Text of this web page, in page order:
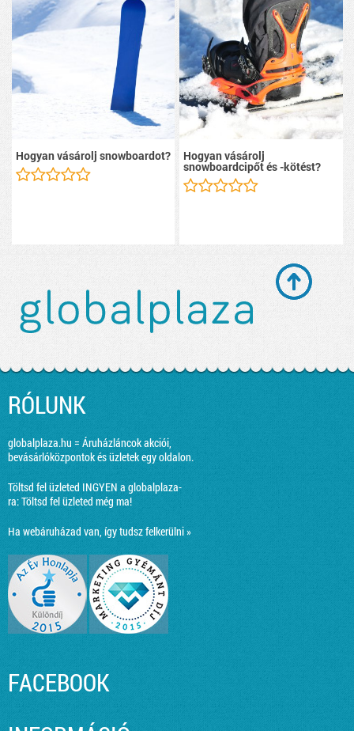
Hogyan vásárolj snowboardot? Hogyan vásárolj
snowboardcipőt és -kötést?
RÓLUNK
globalplaza.hu = Áruházláncok akciói,
bevásárlóközpontok és üzletek egy oldalon.
Töltsd fel üzleted INGYEN a globalplaza-
ra:Töltsd fel üzleted még ma!
Ha webáruházad van, így tudsz felkerülni »
FACEBOOK